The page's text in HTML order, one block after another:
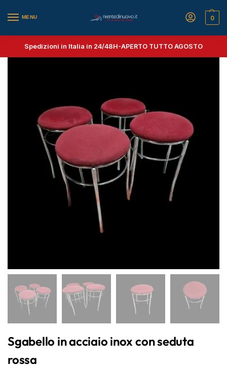
MENU 0
Spedizioni in Italia in 24/48H-APERTO TUTTO AGOSTO
Sgabello in acciaio inox con seduta
rossa